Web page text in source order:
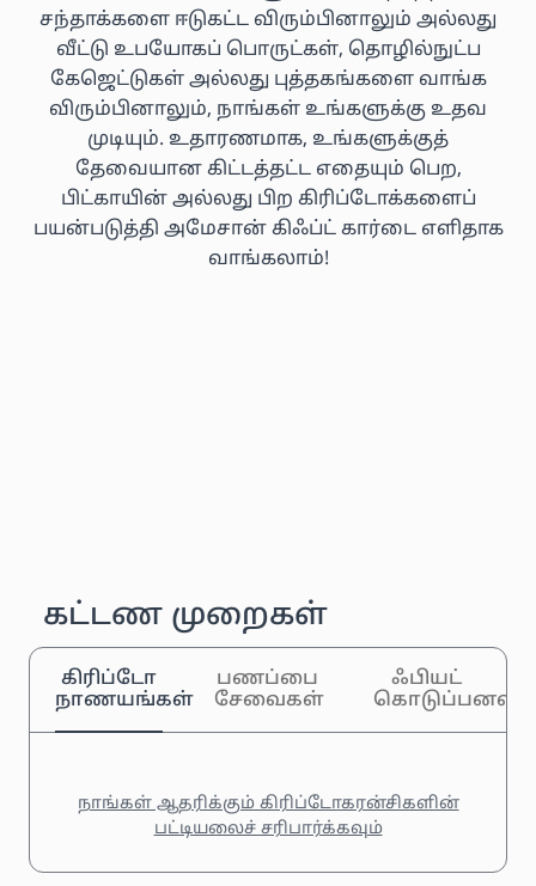
சந்தாக்களை ஈடுகட்ட விரும்பினாலும் அல்லது
வீட்டு உபயோகப் பொருட்கள், தொழில்நுட்ப
கேஜெட்டுகள் அல்லது புத்தகங்களை வாங்க
விரும்பினாலும், நாங்கள் உங்களுக்கு உதவ
முடியும். உதாரணமாக, உங்களுக்குத்
தேவையான கிட்டத்தட்ட எதையும் பெற,
பிட்காயின் அல்லது பிற கிரிப்டோக்களைப்
பயன்படுத்தி அமேசான் கிஃப்ட் கார்டை எளிதாக
வாங்கலாம்!
கட்டண முறைகள்
கிரிப்டோ
நாணயங்கள்
பணப்பை
சேவைகள்
ஃபியட்
நாங்கள் ஆதரிக்கும் கிரிப்டோகரன்சிகளின்
பட்டியலைச் சரிபார்க்கவும்